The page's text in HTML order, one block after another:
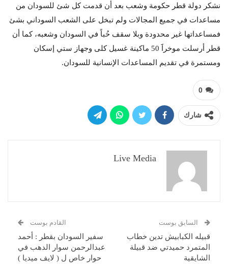
نشكر دولة قطر حكومة وشعب بعد أن قدمت كل شئ للسودان من
مساعدات في جميع المجالات ولم تبخل على الشعب السوداني بشئ
فمساعداتها غير محدودة وبلا سقف حُباً في السودان وشعبه، كما أن
قطر أرسلت موخراََ 50 ماكينة غسيل كلى وجهاز ستي إسكان
ومستمرة في تقديم المساعدات الإنسانية للسودان.
0
شارك
Live Media
السابق بوست
قبيله الكبابيش تدين خطاب
المتمرد حميدتي ضد قبيلة
الشايقية
القادم بوست
سفير السودان بقطر : أحمد
عبدالرحمن سوار الدهب في
حوار خاص ل ( لايف ميديا )